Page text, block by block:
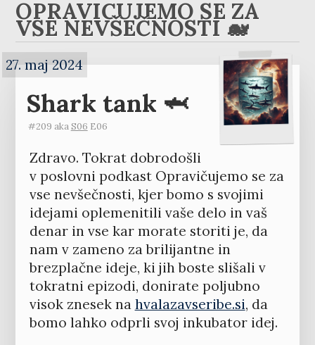
OPRAVIČUJEMO SE ZA
VSE NEVŠEČNOSTI 🐋
27. maj 2024
Shark tank 🦈
#209 akaS06 E06
Zdravo. Tokrat dobrodošli
v poslovni podkast Opravičujemo se za
vse nevšečnosti, kjer bomo s svojimi
idejami oplemenitili vaše delo in vaš
denar in vse kar morate storiti je, da
nam v zameno za brilijantne in
brezplačne ideje, ki jih boste slišali v
tokratni epizodi, donirate poljubno
visok znesek na hvalazavseribe.si, da
bomo lahko odprli svoj inkubator idej.